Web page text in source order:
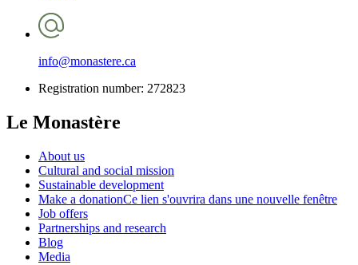
info@monastere.ca
Registration number: 272823
Le Monastère
About us
Cultural and social mission
Sustainable development
Make a donationCe lien s'ouvrira dans une nouvelle fenêtre
Job offers
Partnerships and research
Blog
Media